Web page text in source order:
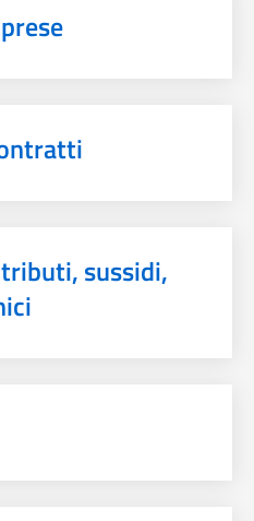
sussidi,